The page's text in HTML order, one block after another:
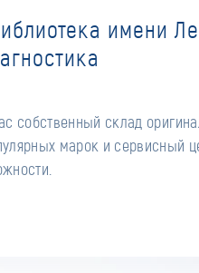
имени
собственный склад
марок и сервисный